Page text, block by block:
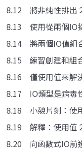
8.12 將非純性排出
8.13 使用從兩個IO
8.14 將兩個IO值組
8.15 練習創建和組
8.16 僅使用值來解
8.17 IO類型是病毒
8.18 小憩片刻：使
8.19 解釋：使用值
8.20 向函數式IO前